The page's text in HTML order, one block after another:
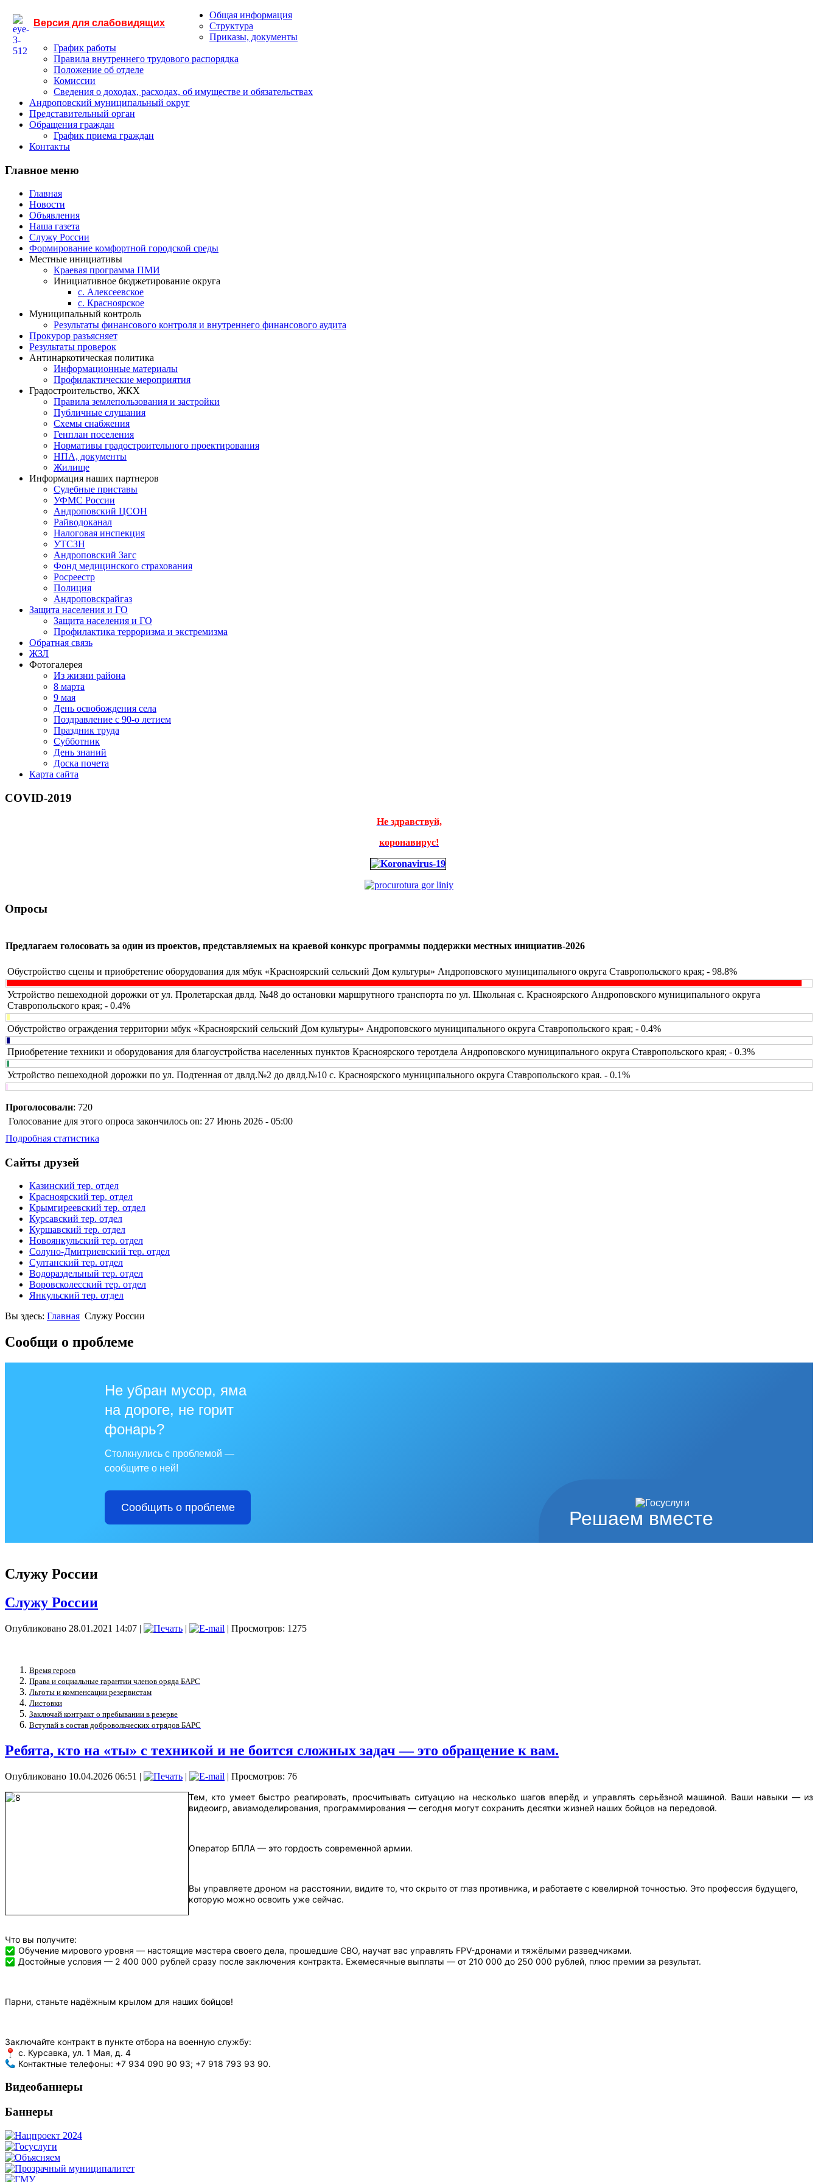
Версия для слабовидящих
Общая информация
Структура
Приказы, документы
График работы
Правила внутреннего трудового распорядка
Положение об отделе
Комиссии
Сведения о доходах, расходах, об имуществе и обязательствах
Андроповский муниципальный округ
Представительный орган
Обращения граждан
График приема граждан
Контакты
Главное меню
Главная
Новости
Объявления
Наша газета
Служу России
Формирование комфортной городской среды
Местные инициативы
Краевая программа ПМИ
Инициативное бюджетирование округа
с. Алексеевское
с. Красноярское
Муниципальный контроль
Результаты финансового контроля и внутреннего финансового аудита
Прокурор разъясняет
Результаты проверок
Антинаркотическая политика
Информационные материалы
Профилактические мероприятия
Градостроительство, ЖКХ
Правила землепользования и застройки
Публичные слушания
Схемы снабжения
Генплан поселения
Нормативы градостроительного проектирования
НПА, документы
Жилище
Информация наших партнеров
Судебные приставы
УФМС России
Андроповский ЦСОН
Райводоканал
Налоговая инспекция
УТСЗН
Андроповский Загс
Фонд медицинского страхования
Росреестр
Полиция
Андроповскрайгаз
Защита населения и ГО
Защита населения и ГО
Профилактика терроризма и экстремизма
Обратная связь
ЖЗЛ
Фотогалерея
Из жизни района
8 марта
9 мая
День освобождения села
Поздравление с 90-о летием
Праздник труда
Субботник
День знаний
Доска почета
Карта сайта
COVID-2019
Не здравствуй,
коронавирус!
Опросы
Предлагаем голосовать за один из проектов, представляемых на краевой конкурс программы поддержки местных инициатив-2026
Обустройство сцены и приобретение оборудования для мбук «Красноярский сельский Дом культуры» Андроповского муниципального округа Ставропольского края; - 98.8%
Устройство пешеходной дорожки от ул. Пролетарская двлд. №48 до остановки маршрутного транспорта по ул. Школьная с. Красноярского Андроповского муниципального округа
Ставропольского края; - 0.4%
Обустройство ограждения территории мбук «Красноярский сельский Дом культуры» Андроповского муниципального округа Ставропольского края; - 0.4%
Приобретение техники и оборудования для благоустройства населенных пунктов Красноярского теротдела Андроповского муниципального округа Ставропольского края; - 0.3%
Устройство пешеходной дорожки по ул. Подтенная от двлд.№2 до двлд.№10 с. Красноярского муниципального округа Ставропольского края. - 0.1%
Проголосовали: 720
Голосование для этого опроса закончилось on: 27 Июнь 2026 - 05:00
Подробная статистика
Сайты друзей
Казинский тер. отдел
Красноярский тер. отдел
Крымгиреевский тер. отдел
Курсавский тер. отдел
Куршавский тер. отдел
Новоянкульский тер. отдел
Солуно-Дмитриевский тер. отдел
Султанский тер. отдел
Водораздельный тер. отдел
Воровсколесский тер. отдел
Янкульский тер. отдел
Вы здесь: Главная Служу России
Сообщи о проблеме
Решаем вместе
Не убран мусор, яма
на дороге, не горит
фонарь?
Столкнулись с проблемой —
сообщите о ней!
Сообщить о проблеме
Служу России
Служу России
Опубликовано 28.01.2021 14:07 | | | Просмотров: 1275
Время героев
Права и социальные гарантии членов оряда БАРС
Льготы и компенсации резервистам
Листовки
Заключай контракт о пребывании в резерве
Вступай в состав добровольческих отрядов БАРС
Ребята, кто на «ты» с техникой и не боится сложных задач — это обращение к вам.
Опубликовано 10.04.2026 06:51 | |
| Просмотров: 76
Тем, кто умеет быстро реагировать, просчитывать ситуацию на несколько шагов вперёд и управлять серьёзной машиной. Ваши навыки — из
видеоигр, авиамоделирования, программирования — сегодня могут сохранить десятки жизней наших бойцов на передовой.
Оператор БПЛА — это гордость современной армии.
Вы управляете дроном на расстоянии, видите то, что скрыто от глаз противника, и работаете с ювелирной точностью. Это профессия будущего,
которую можно освоить уже сейчас.
Что вы получите:
Обучение мирового уровня — настоящие мастера своего дела, прошедшие СВО, научат вас управлять FPV-дронами и тяжёлыми разведчиками.
Достойные условия — 2 400 000 рублей сразу после заключения контракта. Ежемесячные выплаты — от 210 000 до 250 000 рублей, плюс премии за результат.
Парни, станьте надёжным крылом для наших бойцов!
Заключайте контракт в пункте отбора на военную службу:
с. Курсавка, ул. 1 Мая, д. 4
Контактные телефоны: +7 934 090 90 93; +7 918 793 93 90.
Видеобаннеры
Баннеры